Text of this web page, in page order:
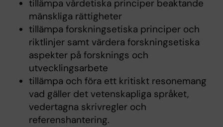
tillämpa vårdetiska principer beaktande
mänskliga rättigheter
tillämpa forskningsetiska principer och
riktlinjer samt värdera forskningsetiska
aspekter på forsknings och
utvecklingsarbete
tillämpa och föra ett kritiskt resonemang
vad gäller det vetenskapliga språket,
vedertagna skrivregler och
referenshantering.